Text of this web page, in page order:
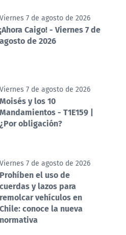
Viernes 7 de agosto de 2026
¡Ahora Caigo! - Viernes 7 de
agosto de 2026
Viernes 7 de agosto de 2026
Moisés y los 10
Mandamientos - T1E159 |
¿Por obligación?
Viernes 7 de agosto de 2026
Prohíben el uso de
cuerdas y lazos para
remolcar vehículos en
Chile: conoce la nueva
normativa